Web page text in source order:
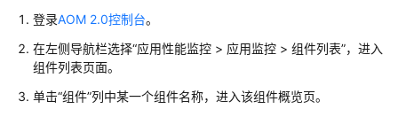
费
说
明
登录AOM 2.0控制台。
在左侧导航栏选择“应用性能监控 > 应用监控 > 组件列表”，进入
组件列表页面。
单击“组件”列中某一个组件名称，进入该组件概览页。